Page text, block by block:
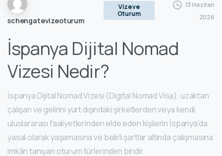
schengatevizeoturum
Vize ve
Oturum
13 Haziran
2026
İspanya Dijital Nomad
Vizesi Nedir?
İspanya Dijital Nomad Vizesi (Digital Nomad Visa), uzaktan
çalışan ve gelirini yurt dışındaki şirketlerden veya kendi
uluslararası faaliyetlerinden elde eden kişilerin İspanya’da
yasal olarak yaşamasına ve belirli şartlar altında çalışmasına
imkân tanıyan oturum türlerinden biridir.